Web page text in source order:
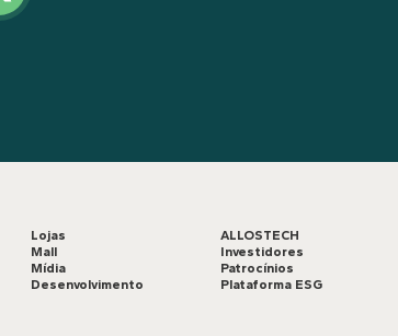
Lojas
Mall
Mídia
Desenvolvimento
ALLOSTECH
Investidores
Patrocínios
Plataforma ESG